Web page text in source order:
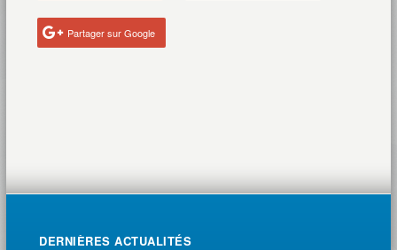
Partager sur Google
DERNIÈRES ACTUALITÉS